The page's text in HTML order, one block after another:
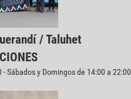
/ Taluhet
Sábados y Domingos de 14:00 a 22:00